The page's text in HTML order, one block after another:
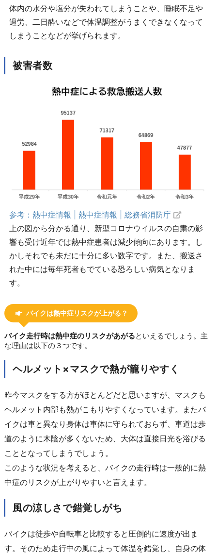
体内の水分や塩分が失われてしまうことや、睡眠不足や
過労、二日酔いなどで体温調整がうまくできなくなって
しまうことなどが挙げられます。
被害者数
参考：熱中症情報 | 熱中症情報 | 総務省消防庁
上の図から分かる通り、新型コロナウイルスの自粛の影
響も受け近年では熱中症患者は減少傾向にあります。し
かしそれでも未だに十分に多い数字です。また、搬送さ
れた中には毎年死者もでている恐ろしい病気となりま
す。
バイクは熱中症リスクが上がる？
バイク走行時は熱中症のリスクがあがるといえるでしょう。主
な理由は以下の３つです。
ヘルメット×マスクで熱が籠りやすく
昨今マスクをする方がほとんどだと思いますが、マスクも
ヘルメット内部も熱がこもりやすくなっています。またバ
イクは車と異なり身体は車体に守られておらず、車道は歩
道のように木陰が多くないため、大体は直接日光を浴びる
こととなってしまうでしょう。
このような状況を考えると、バイクの走行時は一般的に熱
中症のリスクが上がりやすいと言えます。
風の涼しさで錯覚しがち
バイクは徒歩や自転車と比較すると圧倒的に速度が出ま
す。そのため走行中の風によって体温を錯覚し、自身の体